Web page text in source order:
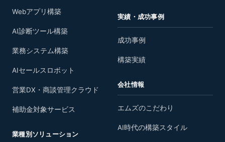
Webアプリ構築
AI診断ツール構築
業務システム構築
AIセールスロボット
営業DX・商談管理クラウド
補助金対象サービス
業種別ソリューション
実績・成功事例
成功事例
構築実績
会社情報
エムズのこだわり
AI時代の構築スタイル